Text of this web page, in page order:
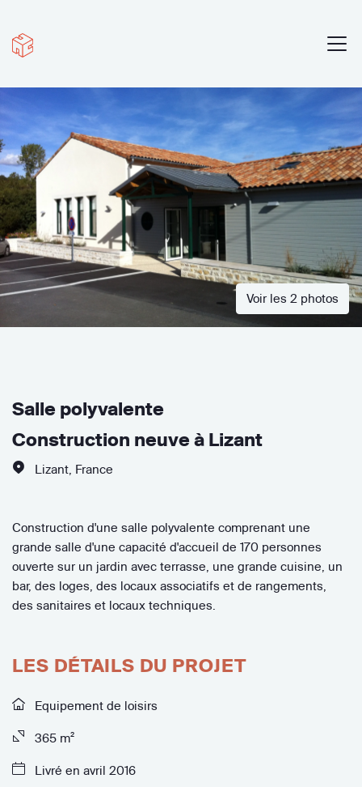
Voir les 2 photos
Salle polyvalente
Construction neuve à Lizant
Lizant France
Construction d'une salle polyvalente comprenant une
grande salle d'une capacité d'accueil de 170 personnes
ouverte sur un jardin avec terrasse, une grande cuisine, un
bar, des loges, des locaux associatifs et de rangements,
des sanitaires et locaux techniques.
LES DÉTAILS DU PROJET
Equipement de loisirs
365 m²
Livré en avril 2016